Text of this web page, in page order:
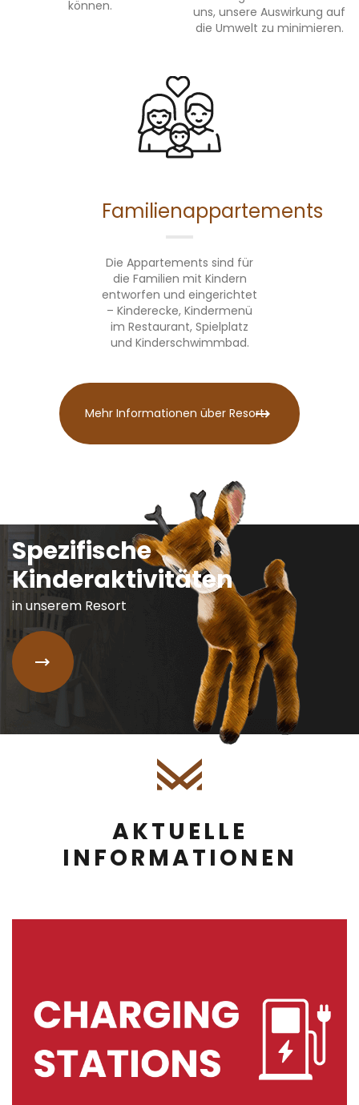
können.
uns, unsere Auswirkung auf
die Umwelt zu minimieren.
Familienappartements
Die Appartements sind für
die Familien mit Kindern
entworfen und eingerichtet
– Kinderecke, Kindermenü
im Restaurant, Spielplatz
und Kinderschwimmbad.
Mehr Informationen über Resort
Spezifische
Kinderaktivitäten
in unserem Resort
AKTUELLE
INFORMATIONEN